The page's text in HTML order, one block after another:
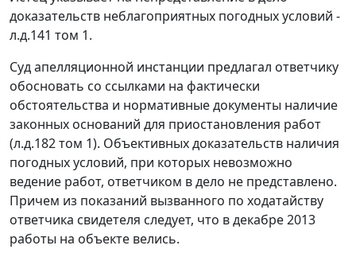
доказательств неблагоприятных погодных условий -
л.д.141 том 1.
Суд апелляционной инстанции предлагал ответчику
обосновать со ссылками на фактически
обстоятельства и нормативные документы наличие
законных оснований для приостановления работ
(л.д.182 том 1). Объективных доказательств наличия
погодных условий, при которых невозможно
ведение работ, ответчиком в дело не представлено.
Причем из показаний вызванного по ходатайству
ответчика свидетеля следует, что в декабре 2013
работы на объекте велись.